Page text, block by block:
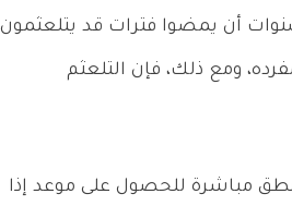
بالنسبة للأطفال الذين تتراوح أعمارهم بين سنتين و 5 سنوات أن يمضوا فترات قد يتلعثمون
ومع ذلك، فإن التلعثم
مباشرة للحصول على موعد إذا